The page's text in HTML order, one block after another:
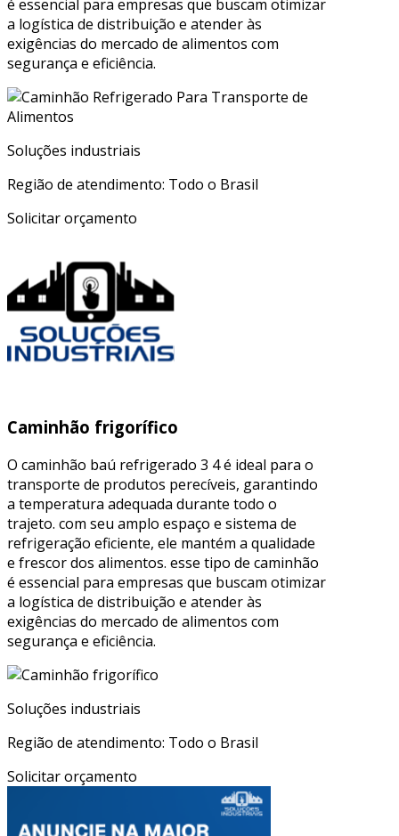
é essencial para empresas que buscam otimizar
a logística de distribuição e atender às
exigências do mercado de alimentos com
segurança e eficiência.
Soluções industriais
Região de atendimento: Todo o Brasil
Solicitar orçamento
Caminhão frigorífico
O caminhão baú refrigerado 3 4 é ideal para o
transporte de produtos perecíveis, garantindo
a temperatura adequada durante todo o
trajeto. com seu amplo espaço e sistema de
refrigeração eficiente, ele mantém a qualidade
e frescor dos alimentos. esse tipo de caminhão
é essencial para empresas que buscam otimizar
a logística de distribuição e atender às
exigências do mercado de alimentos com
segurança e eficiência.
Soluções industriais
Região de atendimento: Todo o Brasil
Solicitar orçamento